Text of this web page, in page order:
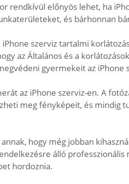
rendkívül előnyös lehet, ha
és bárhonnan
szerviz tartalmi
az Általános és a
gyermekeit az iPhone
az iPhone szerviz-en. A
meg fényképeit, és mindig
hogy még jobban
álló
hordoznia.